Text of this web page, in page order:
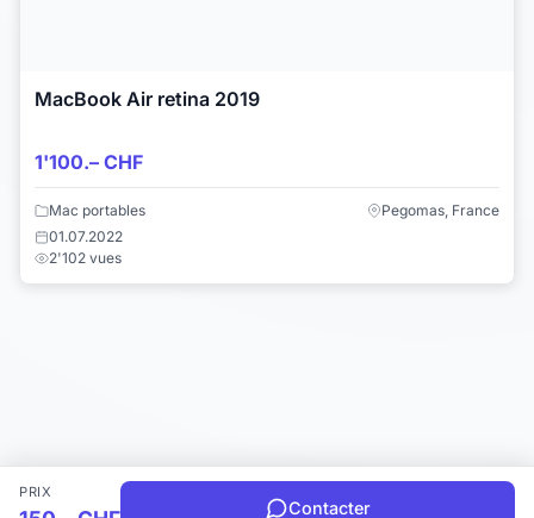
MacBook Air retina 2019
1'100.– CHF
Mac portables
Pegomas, France
01.07.2022
2'102 vues
PRIX
Contacter